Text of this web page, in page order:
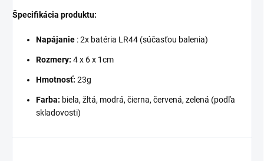
Špecifikácia produktu:
Napájanie :2x batéria LR44 (súčasťou balenia)
Rozmery: 4 x 6 x 1cm
Hmotnosť: 23g
Farba: biela, žltá, modrá, čierna, červená, zelená (podľa
skladovosti)